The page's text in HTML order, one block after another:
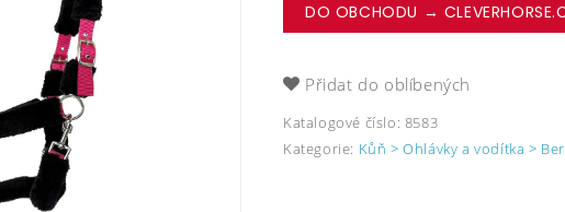
DO OBCHODU →
Přidat do oblíbených
Katalogové číslo: 8583
Kategorie: Kůň > Ohlávky a vodítka >